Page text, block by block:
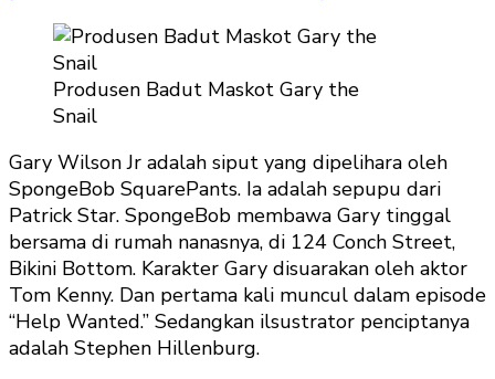
Produsen Badut Maskot Gary the
Snail
Gary Wilson Jr adalah siput yang dipelihara oleh
SpongeBob SquarePants. Ia adalah sepupu dari
Patrick Star. SpongeBob membawa Gary tinggal
bersama di rumah nanasnya, di 124 Conch Street,
Bikini Bottom. Karakter Gary disuarakan oleh aktor
Tom Kenny. Dan pertama kali muncul dalam episode
“Help Wanted.” Sedangkan ilsustrator penciptanya
adalah Stephen Hillenburg.